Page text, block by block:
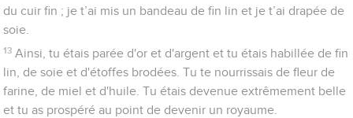
du cuir fin ; je t’ai mis un bandeau de fin lin et je t’ai drapée de
soie.
13 Ainsi, tu étais parée d'or et d'argent et tu étais habillée de fin
lin, de soie et d'étoffes brodées. Tu te nourrissais de fleur de
farine, de miel et d'huile. Tu étais devenue extrêmement belle
et tu as prospéré au point de devenir un royaume.